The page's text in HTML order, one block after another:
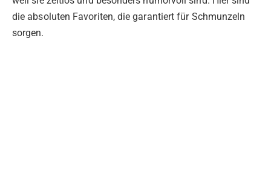
die absoluten Favoriten, die garantiert für Schmunzeln
sorgen.